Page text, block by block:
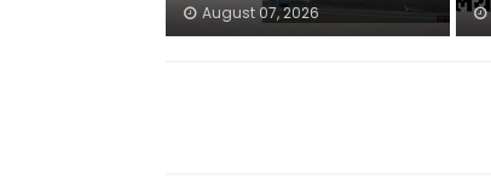
August 07, 2026